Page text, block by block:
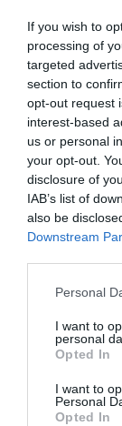
If you wish to
processing of
targeted
section to
opt-out request
interest-based
us or personal
your opt-out.
disclosure of
IAB’s list of
also be
Downstream
Please note
not limited to
grant or deny
use your data
consent section.
Personal
I want to
personal
Opted In
I want to
Personal
Opted In
δέσμευση
σημαντικών